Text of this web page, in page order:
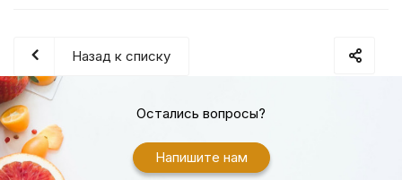
Назад к списку
Остались вопросы?
Напишите нам